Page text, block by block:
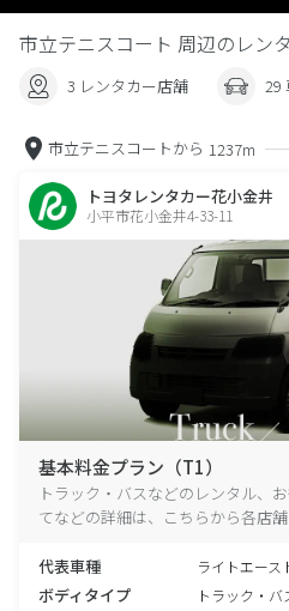
市立テニスコート 周辺のレン
3 レンタカー店舗 29
市立テニスコートから 1237m
トヨタレンタカー花小金井
小平市花小金井4-33-11
基本料金プラン（T1）
トラック・バスなどのレンタル、
てなどの詳細は、こちらから各店舗
代表車種 ライトエース
ボディタイプ トラック・バ